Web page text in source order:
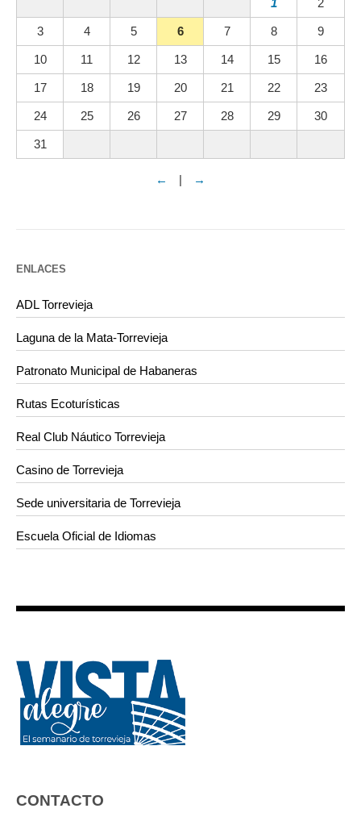
1 2
3 4 5 6 7 8 9
10 11 12 13 14 15 16
17 18 19 20 21 22 23
24 25 26 27 28 29 30
31
← | →
ENLACES
ADL Torrevieja
Laguna de la Mata-Torrevieja
Patronato Municipal de Habaneras
Rutas Ecoturísticas
Real Club Náutico Torrevieja
Casino de Torrevieja
Sede universitaria de Torrevieja
Escuela Oficial de Idiomas
CONTACTO